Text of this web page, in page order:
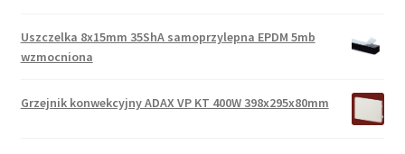
Uszczelka 8x15mm 35ShA samoprzylepna EPDM 5mb
wzmocniona
Grzejnik konwekcyjny ADAX VP KT 400W 398x295x80mm